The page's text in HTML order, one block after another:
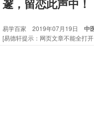
2026年化太岁锦囊属马、
订！！
2025-10-01
邃，留恋此声中！
易学百家 2019年07月19日 中
[易德轩提示：网页文章不能全打